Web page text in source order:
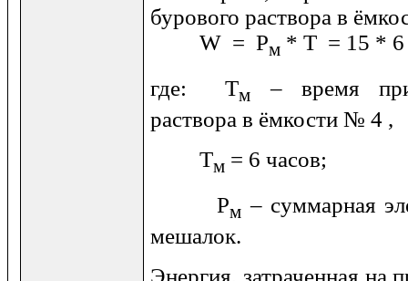
бурового раствора в
W = Рм * Т = 15 *
где: Тм – время
раствора в ёмкости № 4 ,
Тм = 6 часов;
Рм – суммарная
мешалок.